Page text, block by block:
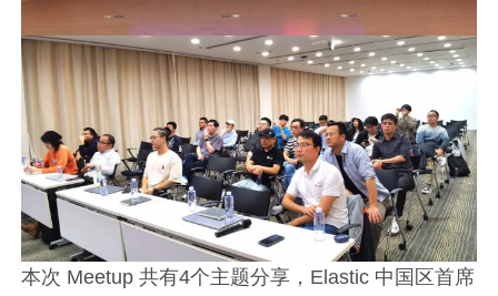
本次 Meetup 共有4个主题分享，Elastic 中国区首席